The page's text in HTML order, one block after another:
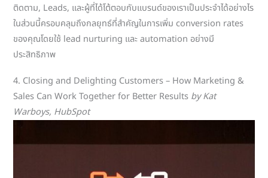
ติดตาม, Leads, และผู้ที่ได้โต้ตอบกับแบรนด์ของเราเป็นประจำได้อย่างไร
ในส่วนนี้ครอบคลุมถึงกลยุทธ์ที่สำคัญในการเพิ่ม conversion rates
ของคุณโดยใช้ lead nurturing และ automation อย่างมี
ประสิทธิภาพ
4. Closing and Delighting Customers – How Marketing &
Sales Can Work Together for Better Results by Kat
Warboys, HubSpot